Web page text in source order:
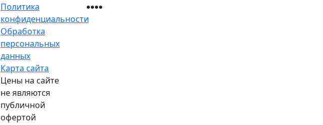
Политика
конфиденциальности
Обработка
персональных
данных
Карта сайта
Цены на сайте
не являются
публичной
офертой